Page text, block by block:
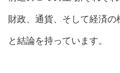
財政、通貨、そして経済
と結論を持っています。